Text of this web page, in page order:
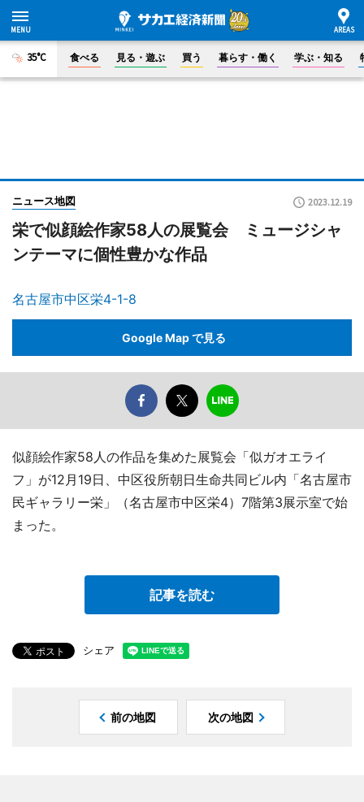
35°C 食べる 見る・遊ぶ 買う 暮らす・働く 学ぶ・知る
ニュース地図 2023.12.19
栄で似顔絵作家58人の展覧会 ミュージシャ
ンテーマに個性豊かな作品
名古屋市中区栄4-1-8
Google Map で見る
似顔絵作家58人の作品を集めた展覧会「似ガオエライ
フ」が12月19日、中区役所朝日生命共同ビル内「名古屋市
民ギャラリー栄」（名古屋市中区栄4）7階第3展示室で始
まった。
記事を読む
シェア
前の地図 次の地図